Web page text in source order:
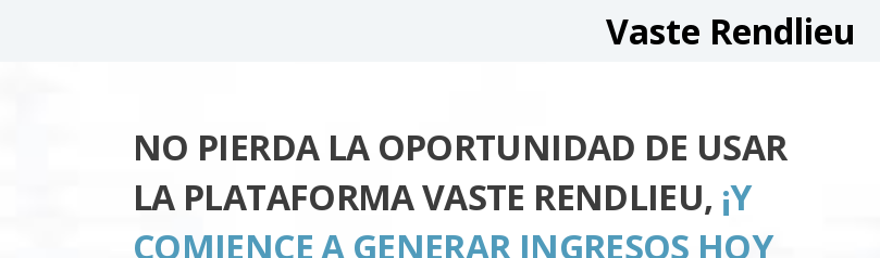
Vaste Rendlieu
NO PIERDA LA OPORTUNIDAD DE USAR
LA PLATAFORMA VASTE RENDLIEU, ¡Y
COMIENCE A GENERAR INGRESOS HOY